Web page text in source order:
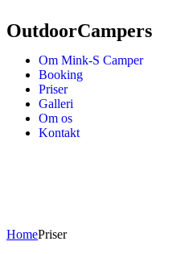
OutdoorCampers
Om Mink-S Camper
Booking
Priser
Galleri
Om os
Kontakt
HomePriser